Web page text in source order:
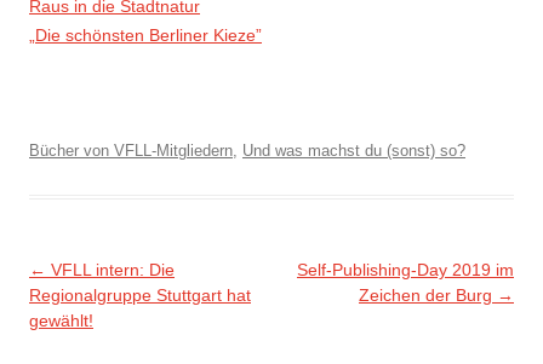
Raus in die Stadtnatur
„Die schönsten Berliner Kieze”
Bücher von VFLL-Mitgliedern Und was machst du (sonst) so?
Beitragsnavigation
← VFLL intern: Die
Regionalgruppe Stuttgart hat
gewählt!
Self-Publishing-Day 2019 im
Zeichen der Burg →